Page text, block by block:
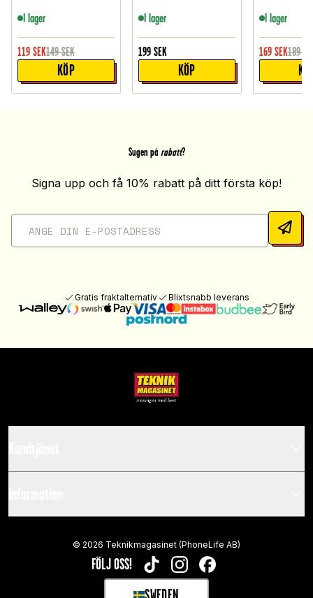
I lager
119 SEK149 SEK
KÖP
I lager
199 SEK
KÖP
I lager
169 SEK189
Sugen på rabatt?
Signa upp och få 10% rabatt på ditt första köp!
Gratis fraktalternativ Blixtsnabb leverans
FÖLJ OSS! TIKTOKINSTAGRAMFACEBOOK
© 2026 Teknikmagasinet (PhoneLife AB)